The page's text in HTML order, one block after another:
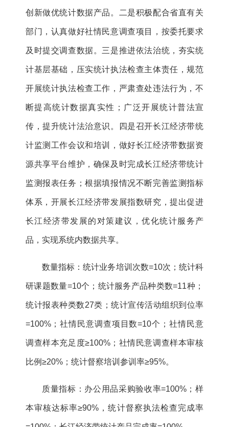
创新做优统计数据产品。二是积极配合省直有关
部门，认真做好社情民意调查项目，按委托要求
及时提交调查数据。三是推进依法治统，夯实统
计基层基础，压实统计执法检查主体责任，规范
开展统计执法检查工作，严肃查处违法行为，不
断提高统计数据真实性；广泛开展统计普法宣
传，提升统计法治意识。四是召开长江经济带统
计监测工作会议和培训，做好长江经济带数据资
源共享平台维护，确保及时完成长江经济带统计
监测报表任务；根据填报情况不断完善监测指标
体系，开展长江经济带发展指数研究，提出促进
长江经济带发展的对策建议，优化统计服务产
品，实现系统内数据共享。
数量指标：统计业务培训次数=10次；统计科
研课题数量=10个；统计服务产品种类数=11种；
统计报表种类数27类；统计宣传活动组织到位率
=100%；社情民意调查项目数=10个；社情民意
调查样本充足度≥100%；社情民意调查样本审核
比例≥20%；统计督察培训参训率≥95%。
质量指标：办公用品采购验收率=100%；样
本审核达标率≥90%，统计督察执法检查完成率